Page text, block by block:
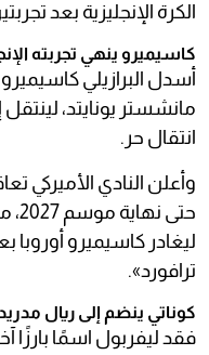
الكرة الإنجليزية بعد
كاسيميرو ينهي تجربته
أسدل البرازيلي
مانشستر يونايتد،
انتقال حر.
وأعلن النادي الأميركي
ليغادر كاسيميرو أوروبا
ترافورد».
كوناتي ينضم إلى ريال
فقد ليفربول اسمًا بارزًا